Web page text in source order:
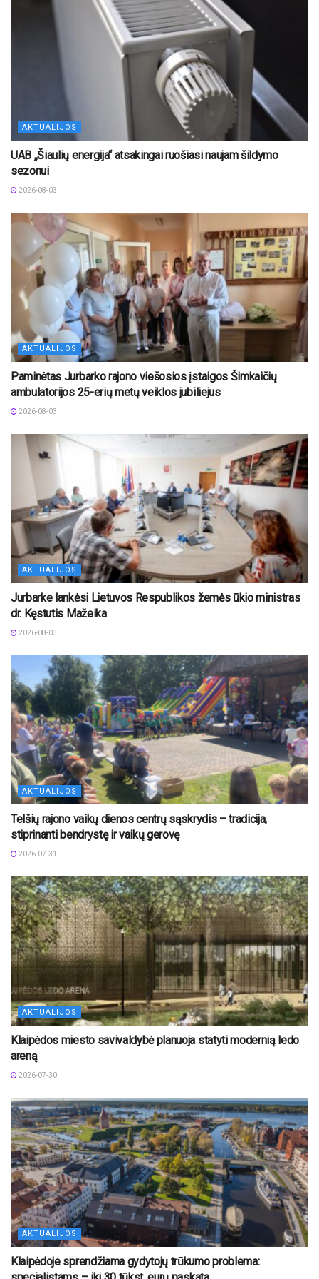
AKTUALIJOS
UAB „Šiaulių energija“ atsakingai ruošiasi naujam šildymo
sezonui
2026-08-03
AKTUALIJOS
Paminėtas Jurbarko rajono viešosios įstaigos Šimkaičių
ambulatorijos 25-erių metų veiklos jubiliejus
2026-08-03
AKTUALIJOS
Jurbarke lankėsi Lietuvos Respublikos žemės ūkio ministras
dr. Kęstutis Mažeika
2026-08-03
AKTUALIJOS
Telšių rajono vaikų dienos centrų sąskrydis – tradicija,
stiprinanti bendrystę ir vaikų gerovę
2026-07-31
AKTUALIJOS
Klaipėdos miesto savivaldybė planuoja statyti modernią ledo
areną
2026-07-30
AKTUALIJOS
Klaipėdoje sprendžiama gydytojų trūkumo problema: